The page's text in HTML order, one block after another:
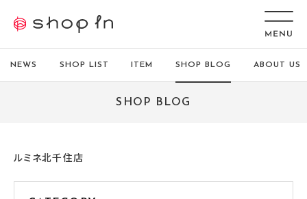
NEWS SHOP LIST ITEM SHOP BLOG ABOUT US
SHOP BLOG
ルミネ北千住店